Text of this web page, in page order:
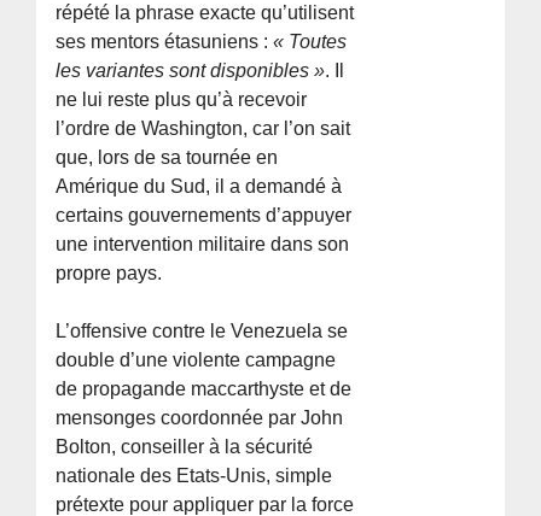
répété la phrase exacte qu’utilisent
ses mentors étasuniens :« Toutes
les variantes sont disponibles ». Il
ne lui reste plus qu’à recevoir
l’ordre de Washington, car l’on sait
que, lors de sa tournée en
Amérique du Sud, il a demandé à
certains gouvernements d’appuyer
une intervention militaire dans son
propre pays.
L’offensive contre le Venezuela se
double d’une violente campagne
de propagande maccarthyste et de
mensonges coordonnée par John
Bolton, conseiller à la sécurité
nationale des Etats-Unis, simple
prétexte pour appliquer par la force